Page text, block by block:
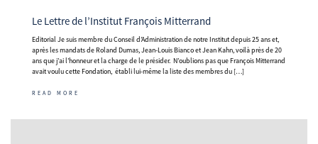
Le Lettre de l’Institut François Mitterrand
Editorial Je suis membre du Conseil d’Administration de notre Institut depuis 25 ans et,
après les mandats de Roland Dumas, Jean-Louis Bianco et Jean Kahn, voilà près de 20
ans que j’ai l’honneur et la charge de le présider. N’oublions pas que François Mitterrand
avait voulu cette Fondation, établi lui-même la liste des membres du […]
READ MORE